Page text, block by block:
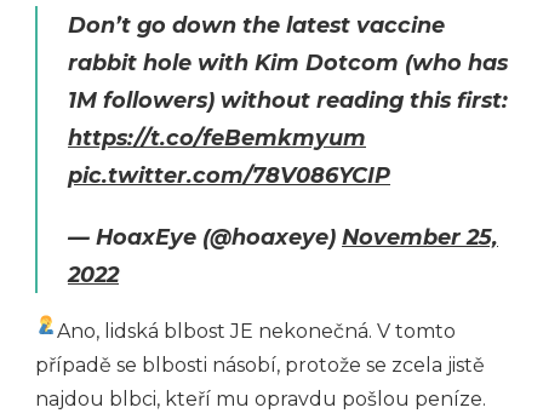
Don’t go down the latest vaccine
rabbit hole with Kim Dotcom (who has
1M followers) without reading this first:
https://t.co/feBemkmyum
pic.twitter.com/78V086YCIP
— HoaxEye (@hoaxeye) November 25,
2022
Ano, lidská blbost JE nekonečná. V tomto
případě se blbosti násobí, protože se zcela jistě
najdou blbci, kteří mu opravdu pošlou peníze.